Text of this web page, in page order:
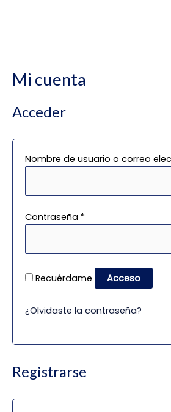
contenido
Mi cuenta
Acceder
Nombre de usuario o correo
Contraseña *
Recuérdame Acceso
¿Olvidaste la contraseña?
Registrarse